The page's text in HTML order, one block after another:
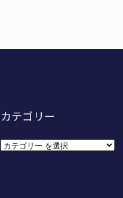
カテゴリー
カ